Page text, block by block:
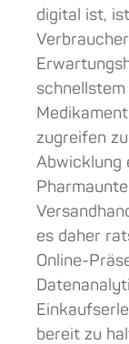
digital ist,
schnellstem
zugreifen
Abwicklung
es daher
Online-
bereit zu